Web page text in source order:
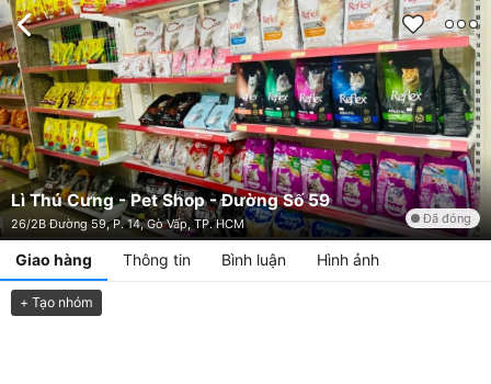
Lì Thú Cưng - Pet Shop - Đường Số 59
26/2B Đường 59, P. 14, Gò Vấp, TP. HCM Đã đóng
Giao hàng Thông tin Bình luận Hình ảnh
+ Tạo nhóm